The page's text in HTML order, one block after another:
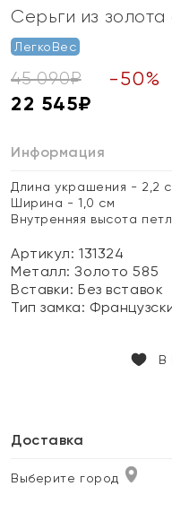
Серьги из
ЛегкоВес
45 090₽ -50%
22 545₽
Информация
Длина украшения - 2,2
Ширина - 1,0 см
Внутренняя высота
Артикул: 131324
Металл:Золото 585
Вставки:Без вставок
Тип замка:
В
Доставка
Выберите город